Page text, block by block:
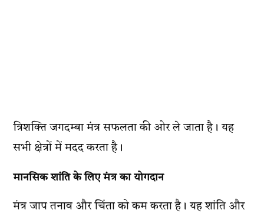
त्रिशक्ति जगदम्बा मंत्र सफलता की ओर ले जाता है। यह
सभी क्षेत्रों में मदद करता है।
मानसिक शांति के लिए मंत्र का योगदान
मंत्र जाप तनाव और चिंता को कम करता है। यह शांति और